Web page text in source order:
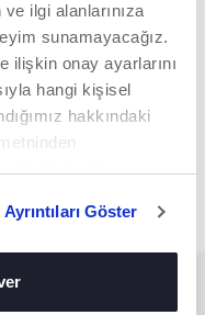
ilgi alanlarınıza
sunamayacağız.
ilişkin onay ayarlarını
hangi kişisel
hakkındaki
Ayrıntıları Göster